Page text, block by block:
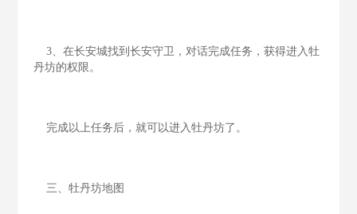
3、在长安城找到长安守卫，对话完成任务，获得进入牡
丹坊的权限。
完成以上任务后，就可以进入牡丹坊了。
三、牡丹坊地图